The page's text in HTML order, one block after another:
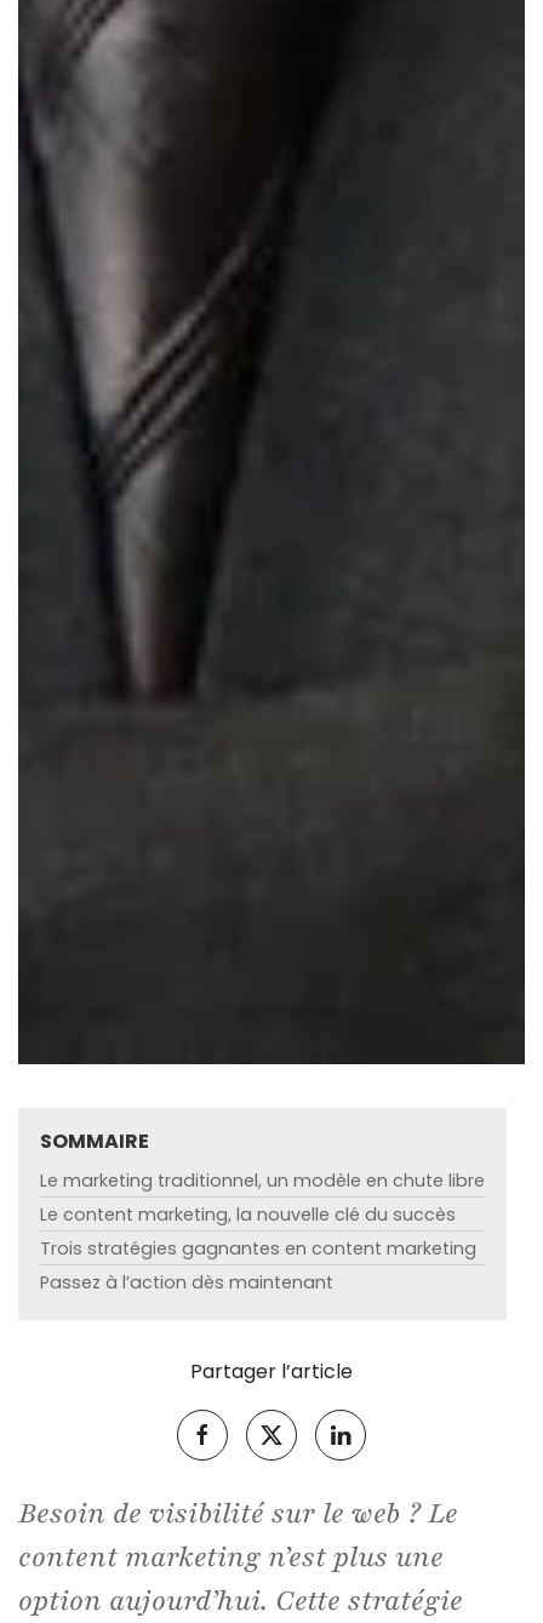
SOMMAIRE
Le marketing traditionnel, un modèle en chute libre
Le content marketing, la nouvelle clé du succès
Trois stratégies gagnantes en content marketing
Passez à l’action dès maintenant
Partager l’article
Besoin de visibilité sur le web ? Le
content marketing n’est plus une
option aujourd’hui. Cette stratégie